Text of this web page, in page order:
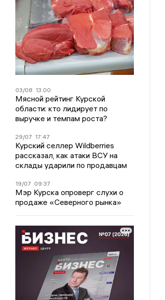
03/08 13:00
Мясной рейтинг Курской
области: кто лидирует по
выручке и темпам роста?
29/07 17:47
Курский селлер Wildberries
рассказал, как атаки ВСУ на
склады ударили по продавцам
19/07 09:37
Мэр Курска опроверг слухи о
продаже «Северного рынка»